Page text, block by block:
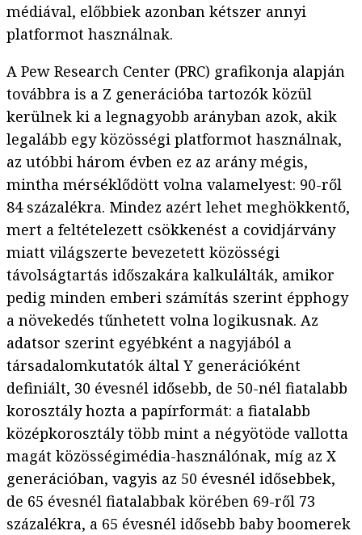
médiával, előbbiek azonban kétszer annyi
platformot használnak.
A Pew Research Center (PRC) grafikonja alapján
továbbra is a Z generációba tartozók közül
kerülnek ki a legnagyobb arányban azok, akik
legalább egy közösségi platformot használnak,
az utóbbi három évben ez az arány mégis,
mintha mérséklődött volna valamelyest: 90-ről
84 százalékra. Mindez azért lehet meghökkentő,
mert a feltételezett csökkenést a covidjárvány
miatt világszerte bevezetett közösségi
távolságtartás időszakára kalkulálták, amikor
pedig minden emberi számítás szerint épphogy
a növekedés tűnhetett volna logikusnak. Az
adatsor szerint egyébként a nagyjából a
társadalomkutatók által Y generációként
definiált, 30 évesnél idősebb, de 50-nél fiatalabb
korosztály hozta a papírformát: a fiatalabb
középkorosztály több mint a négyötöde vallotta
magát közösségimédia-használónak, míg az X
generációban, vagyis az 50 évesnél idősebbek,
de 65 évesnél fiatalabbak körében 69-ről 73
százalékra, a 65 évesnél idősebb baby boomerek